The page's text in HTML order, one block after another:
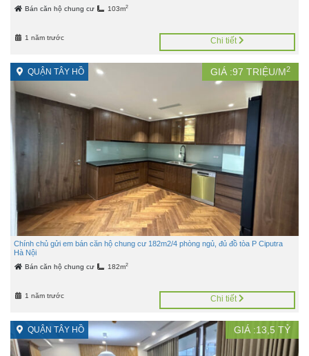
Bán căn hộ chung cư 103m2
1 năm trước Chi tiết
QUẬN TÂY HỒ GIÁ :97 TRIỆU/M2
Chính chủ gửi em bán căn hộ chung cư 182m2/4 phòng ngủ, đủ đồ tòa P Ciputra
Hà Nội
Bán căn hộ chung cư 182m2
1 năm trước Chi tiết
QUẬN TÂY HỒ GIÁ :13,5 TỶ